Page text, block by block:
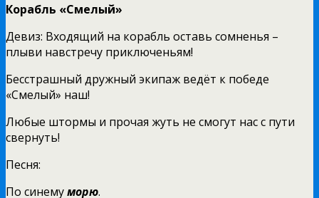
Корабль «Смелый»
Девиз: Входящий на корабль оставь сомненья –
плыви навстречу приключеньям!
Бесстрашный дружный экипаж ведёт к победе
«Смелый» наш!
Любые штормы и прочая жуть не смогут нас с пути
свернуть!
Песня:
По синемуморю.